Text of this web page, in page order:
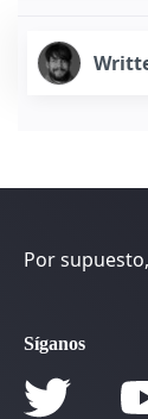
Por
Síganos